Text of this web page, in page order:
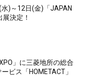
)～12日(金)「JAPAN
展決定！
」に三菱地所の総合
ビス「HOMETACT」